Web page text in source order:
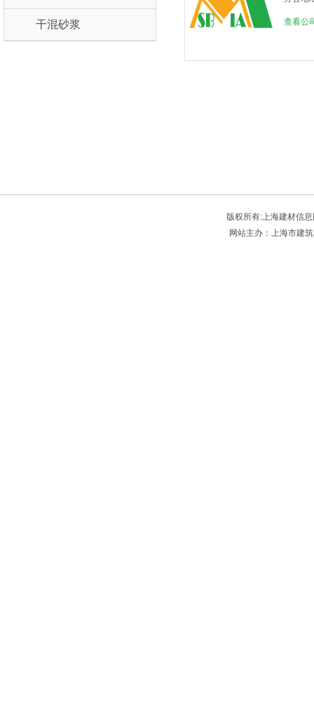
干混砂浆 查看公
版权所有:上海建材信
网站主办：上海市建